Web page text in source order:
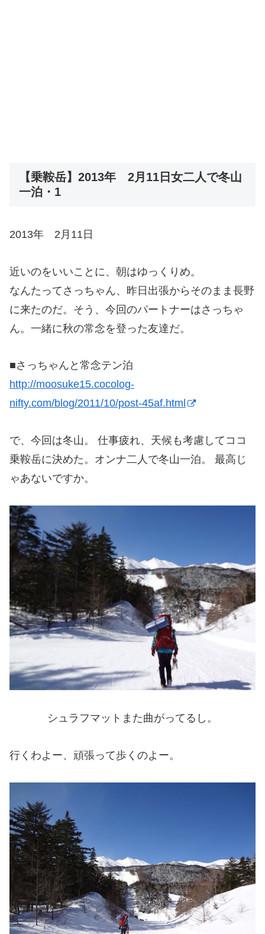
【乗鞍岳】2013年 2月11日女二人で冬山
一泊・1
2013年 2月11日
近いのをいいことに、朝はゆっくりめ。
なんたってさっちゃん、昨日出張からそのまま長野
に来たのだ。そう、今回のパートナーはさっちゃ
ん。一緒に秋の常念を登った友達だ。
■さっちゃんと常念テン泊
http://moosuke15.cocolog-
nifty.com/blog/2011/10/post-45af.html
で、今回は冬山。 仕事疲れ、天候も考慮してココ
乗鞍岳に決めた。オンナ二人で冬山一泊。 最高じ
ゃあないですか。
シュラフマットまた曲がってるし。
行くわよー、頑張って歩くのよー。